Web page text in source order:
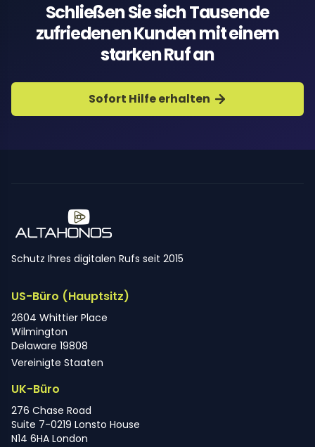
Schließen Sie sich Tausende
zufriedenen Kunden mit einem
starken Ruf an
Sofort Hilfe erhalten
Schutz Ihres digitalen Rufs seit 2015
US-Büro (Hauptsitz)
2604 Whittier Place
Wilmington
Delaware 19808
Vereinigte Staaten
UK-Büro
276 Chase Road
Suite 7-0219 Lonsto House
N14 6HA London